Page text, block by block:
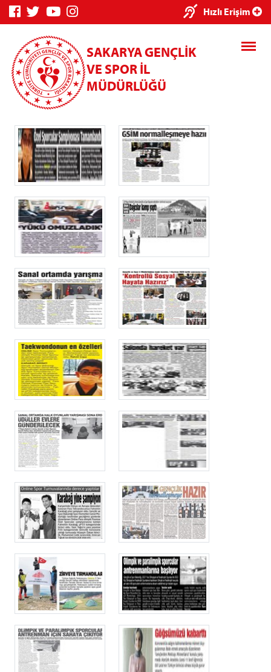
Hızlı Erişim
SAKARYA GENÇLİK
VE SPOR İL
MÜDÜRLÜĞÜ
×
Genç Bilgi
Sistemi
Spor Bilgi
Sistemi
Kredi/Yurt
Kredi/Yurt E-
Ödeme